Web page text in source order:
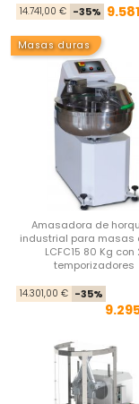
14.741,00 € -35%
Masas duras
Amasadora de
industrial para masas
LCFC15 80 Kg con
temporizadores
14.301,00 € -35%